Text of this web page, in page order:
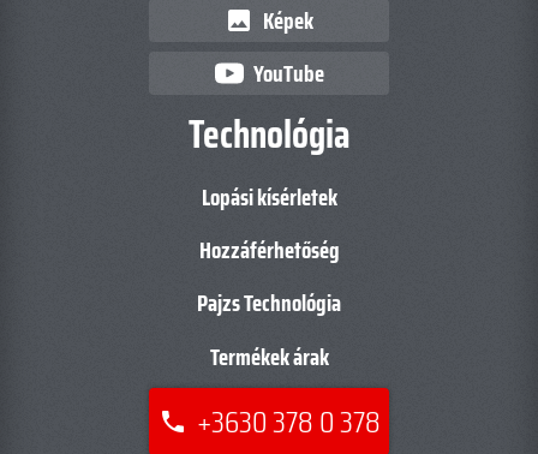
image Képek
YouTube
Technológia
Lopási kísérletek
Hozzáférhetőség
Pajzs Technológia
Termékek árak
phone +3630 378 0 378